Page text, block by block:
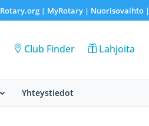
Rotary.org| MyRotary | Nuorisovaihto|
Club Finder Lahjoita
Yhteystiedot